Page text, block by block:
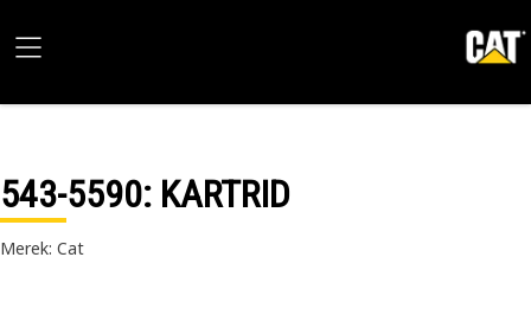
543-5590: KARTRID
Merek: Cat